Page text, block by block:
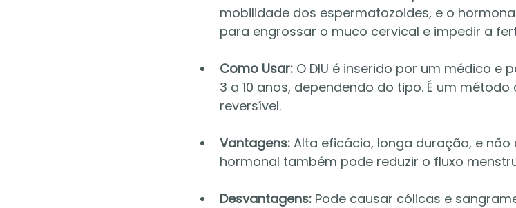
mobilidade dos espermatozoides, e o
para engrossar o muco cervical e impedir a
Como Usar: O DIU é inserido por um médico e
3 a 10 anos, dependendo do tipo. É um
reversível.
Vantagens: Alta eficácia, longa duração, e não
hormonal também pode reduzir o fluxo
Desvantagens: Pode causar cólicas e